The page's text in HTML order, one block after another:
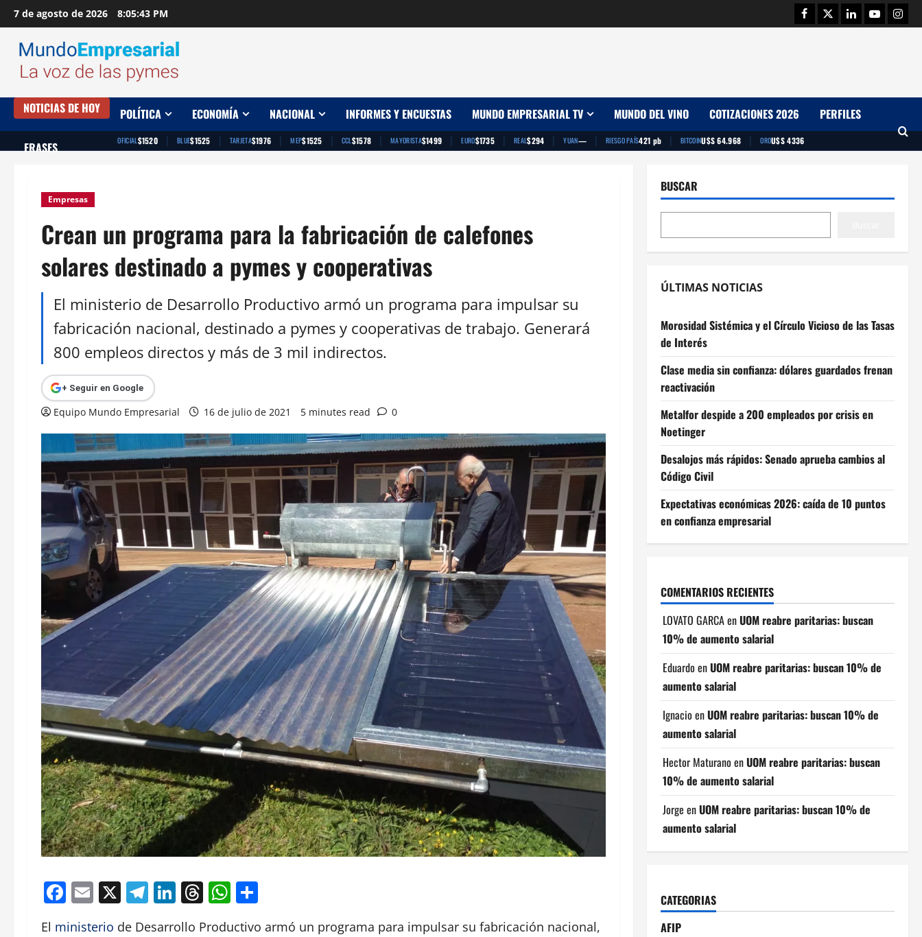
Saltar
al
contenido
7 de agosto de 2026 8:05:44 PM Facebook
TwitterLinkedinYoutube
NOTICIAS DE HOY POLÍTICA ECONOMÍA NACIONAL INFORMES Y ENCUESTAS MUNDO EMPRESARIAL TV MUNDO DEL VINO COTIZACIONES 2026 PERFILES
FRASES OFICIAL$1520 | BLUE$1525 | TARJETA$1976 | MEP$1525 | CCL$1578 | MAYORISTA$1499 | EURO$1735 | REAL$294 | YUAN— | RIESGO PAÍS421 pb | BITCOINU$S 64.968 | OROU$S 4336
Empresas
Crean un programa para la fabricación de calefones
solares destinado a pymes y cooperativas
El ministerio de Desarrollo Productivo armó un programa para impulsar su
fabricación nacional, destinado a pymes y cooperativas de trabajo. Generará
800 empleos directos y más de 3 mil indirectos.
+ Seguir en Google
Equipo Mundo Empresarial 16 de julio de 2021 5 minutes read 0
Facebook
Email
X Telegram
LinkedIn
Threads
WhatsApp
El ministerio de Desarrollo Productivo armó un programa para impulsar su fabricación nacional,
BUSCAR
ÚLTIMAS NOTICIAS
Morosidad Sistémica y el Círculo Vicioso de las Tasas
de Interés
Clase media sin confianza: dólares guardados frenan
reactivación
Metalfor despide a 200 empleados por crisis en
Noetinger
Desalojos más rápidos: Senado aprueba cambios al
Código Civil
Expectativas económicas 2026: caída de 10 puntos
en confianza empresarial
COMENTARIOS RECIENTES
LOVATO GARCAenUOM reabre paritarias: buscan
10% de aumento salarial
Eduardo enUOM reabre paritarias: buscan 10% de
aumento salarial
Ignacio enUOM reabre paritarias: buscan 10% de
aumento salarial
Hector Maturano enUOM reabre paritarias: buscan
10% de aumento salarial
Jorge enUOM reabre paritarias: buscan 10% de
aumento salarial
CATEGORIAS
AFIP